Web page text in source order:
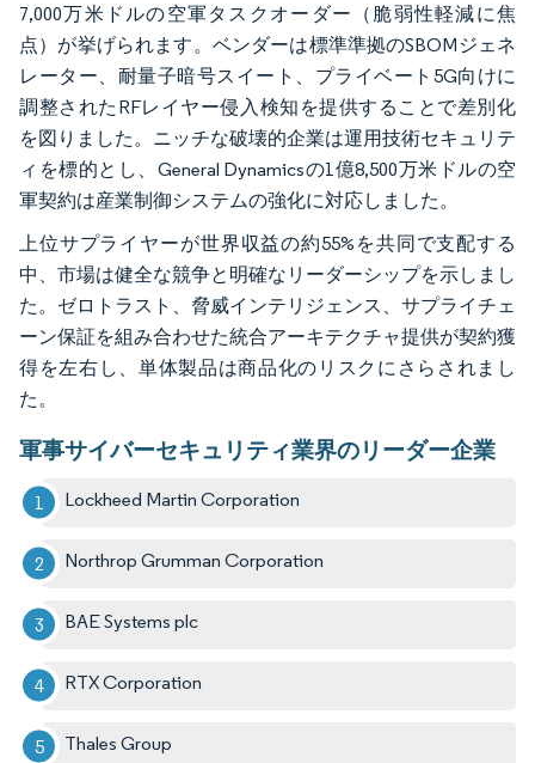
7,000万米ドルの空軍タスクオーダー（脆弱性軽減に焦
点）が挙げられます。ベンダーは標準準拠のSBOMジェネ
レーター、耐量子暗号スイート、プライベート5G向けに
調整されたRFレイヤー侵入検知を提供することで差別化
を図りました。ニッチな破壊的企業は運用技術セキュリテ
ィを標的とし、General Dynamicsの1億8,500万米ドルの空
軍契約は産業制御システムの強化に対応しました。
上位サプライヤーが世界収益の約55%を共同で支配する
中、市場は健全な競争と明確なリーダーシップを示しまし
た。ゼロトラスト、脅威インテリジェンス、サプライチェ
ーン保証を組み合わせた統合アーキテクチャ提供が契約獲
得を左右し、単体製品は商品化のリスクにさらされまし
た。
軍事サイバーセキュリティ業界のリーダー企業
Lockheed Martin Corporation
Northrop Grumman Corporation
BAE Systems plc
RTX Corporation
Thales Group